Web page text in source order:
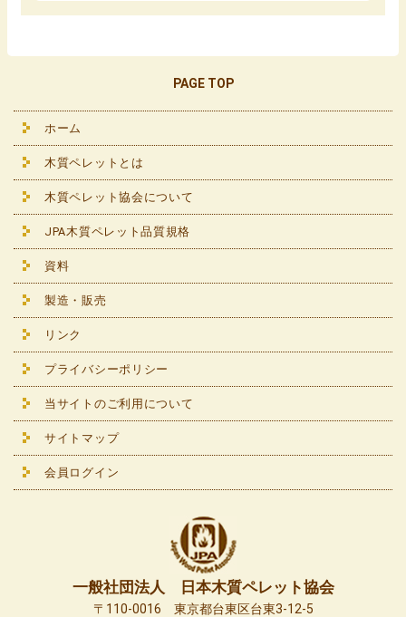
PAGE TOP
ホーム
木質ペレットとは
木質ペレット協会について
JPA木質ペレット品質規格
資料
製造・販売
リンク
プライバシーポリシー
当サイトのご利用について
サイトマップ
会員ログイン
一般社団法人 日本木質ペレット協会
〒110-0016 東京都台東区台東3-12-5